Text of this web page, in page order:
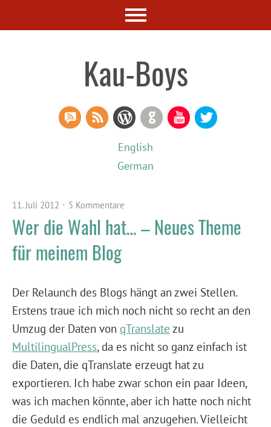
Kau-Boys
YouTube
GitHub
WordPress
RSS Feed
RSS Comments
English
German
11. Juli 2012 5 Kommentare
Wer die Wahl hat… – Neues Theme
für meinem Blog
Der Relaunch des Blogs hängt an zwei Stellen.
Erstens traue ich mich noch nicht so recht an den
Umzug der Daten von qTranslate zu
MultilingualPress, da es nicht so ganz einfach ist
die Daten, die qTranslate erzeugt hat zu
exportieren. Ich habe zwar schon ein paar Ideen,
was ich machen könnte, aber ich hatte noch nicht
die Geduld es endlich mal anzugehen. Vielleicht